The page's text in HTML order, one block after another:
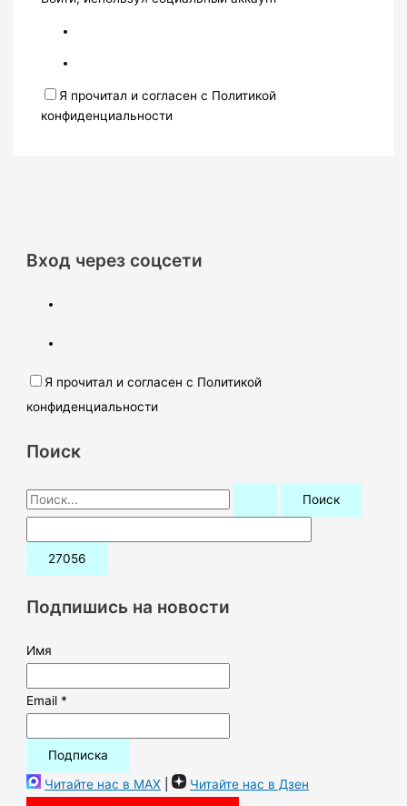
Я прочитал и согласен с Политикой
конфиденциальности
Вход через соцсети
Я прочитал и согласен с Политикой
конфиденциальности
Поиск
П
о
и
:Подпишись на новости
Имя
Email *
Читайте нас в MAX | Читайте нас в Дзен